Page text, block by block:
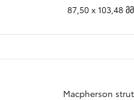
87,50 x 103,48 მმ
Macpherson strut